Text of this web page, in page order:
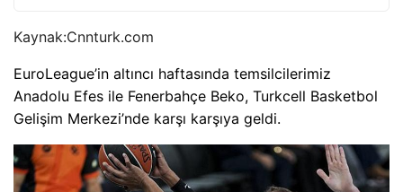
Kaynak:Cnnturk.com
EuroLeague’in altıncı haftasında temsilcilerimiz
Anadolu Efes ile Fenerbahçe Beko, Turkcell Basketbol
Gelişim Merkezi’nde karşı karşıya geldi.